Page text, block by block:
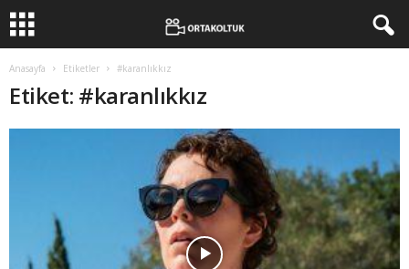
Anasayfa Etiketler #karanlıkkız
Etiket: #karanlıkkız